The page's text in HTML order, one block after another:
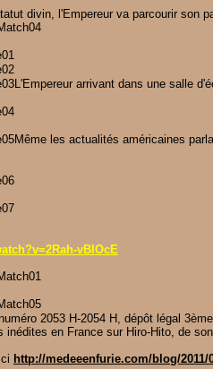
divin, l'Empereur va parcourir son
L'Empereur arrivant dans une salle
Même les actualités américaines
vBIOcE
2053 H-2054 H, dépôt légal
inédites en France sur Hiro-Hito, de
http://medeeenfurie.com/blog/